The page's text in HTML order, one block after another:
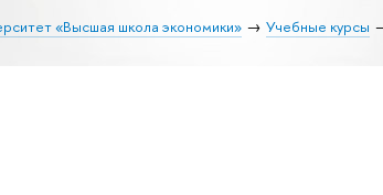
«Высшая школа экономики» Учебные курсы